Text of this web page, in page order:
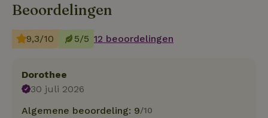
Beoordelingen
9,3/10 5/5 12 beoordelingen
Dorothee
30 juli 2026
Algemene beoordeling: 9/10